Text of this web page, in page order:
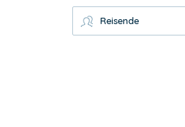
Reisende